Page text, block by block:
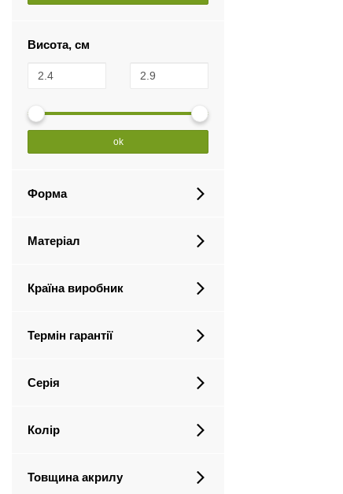
Висота, см
ok
Форма
Матеріал
Країна виробник
Термін гарантії
Серія
Колір
Товщина акрилу